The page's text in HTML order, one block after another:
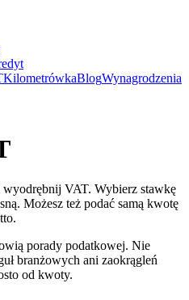
KilometrówkaBlogWynagrodzenia
VAT. Wybierz stawkę
Możesz też podać samą kwotę
porady podatkowej. Nie
branżowych ani zaokrągleń
od kwoty.